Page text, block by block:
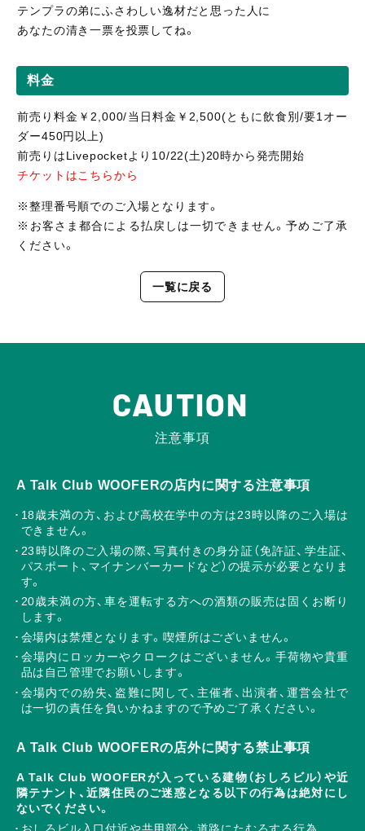
テンプラの弟にふさわしい逸材だと思った人に
あなたの清き一票を投票してね。
料金
前売り料金￥ 2,000/当日料金￥ 2,500(ともに飲食別/要1 オー
ダー450円以上)
前売りはLivepocketより10/22(土)20時から発売開始
チケットはこちらから
※整理番号順でのご入場となります。
※お客さま都合による払戻しは一切できません。予めご了承
ください。
一覧に戻る
CAUTION
注意事項
A Talk Club WOOFERの店内に関する注意事項
18歳未満の方、および高校在学中の方は23時以降のご入場は
できません。
23時以降のご入場の際、写真付きの身分証（免許証、学生証、
パスポート、マイナンバーカードなど）の提示が必要となりま
す。
20歳未満の方、車を運転する方への酒類の販売は固くお断り
します。
会場内は禁煙となります。喫煙所はございません。
会場内にロッカーやクロークはございません。手荷物や貴重
品は自己管理でお願いします。
会場内での紛失、盗難に関して、主催者、出演者、運営会社で
は一切の責任を負いかねますので予めご了承ください。
A Talk Club WOOFERの店外に関する禁止事項
A Talk Club WOOFERが入っている建物（おしろビル）や近
隣テナント、近隣住民のご迷惑となる以下の行為は絶対にし
ないでください。
おしろビル入口付近や共用部分、道路にたむろする行為